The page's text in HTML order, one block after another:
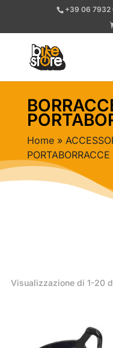
+39 06 7932
Home»
PORTABORRACCE
Visualizzazione di 1-20